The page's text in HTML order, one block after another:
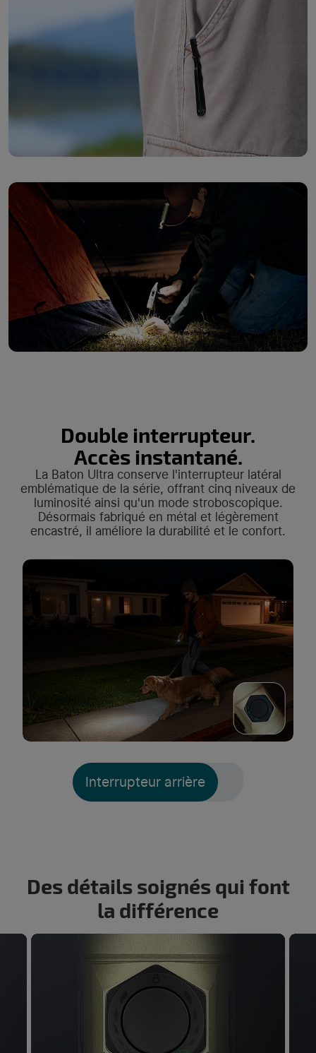
Double interrupteur.
Accès instantané.
La Baton Ultra conserve l'interrupteur latéral
emblématique de la série, offrant cinq niveaux de
luminosité ainsi qu'un mode stroboscopique.
Désormais fabriqué en métal et légèrement
encastré, il améliore la durabilité et le confort.
Interrupteur arrière
Des détails soignés qui font
la différence